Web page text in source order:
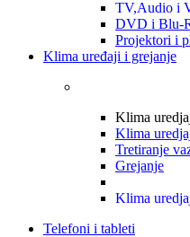
TV,Audio i
DVD i Blu-
Projektori i
Klima uređaji i grejanje
Klima
Klima
Tretiranje
Grejanje
Klima
Telefoni i tableti